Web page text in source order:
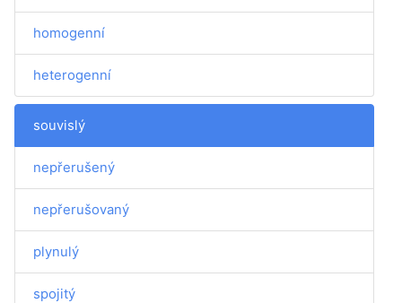
homogenní
heterogenní
souvislý
nepřerušený
nepřerušovaný
plynulý
spojitý